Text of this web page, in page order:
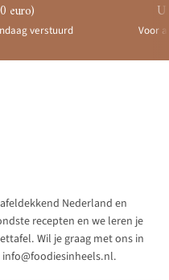
euro)
verstuurd Voor
Nederland en
recepten en we leren je
Wil je graag met ons in